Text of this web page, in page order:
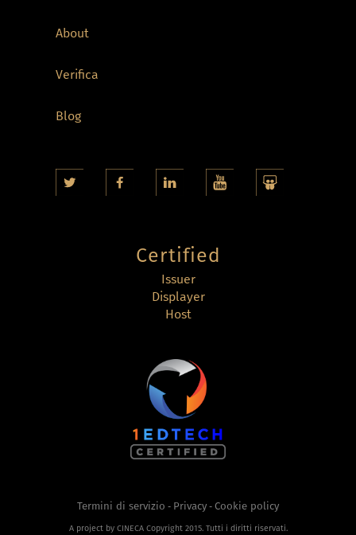
About
Verifica
Blog
Certified
Issuer
Displayer
Host
Termini di servizio - Privacy - Cookie policy
A project by CINECA Copyright 2015. Tutti i diritti riservati.